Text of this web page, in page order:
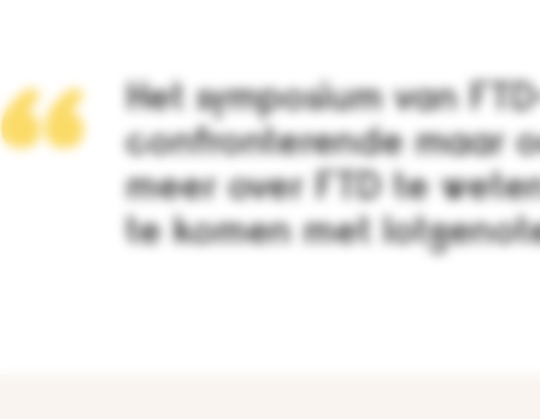
Het symposium van
confronterende maar
meer over FTD te
te komen met